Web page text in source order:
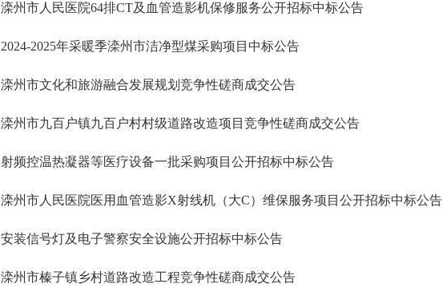
滦州市人民医院64排CT及血管造影机保修服务公开招标中标公告
2024-2025年采暖季滦州市洁净型煤采购项目中标公告
滦州市文化和旅游融合发展规划竞争性磋商成交公告
滦州市九百户镇九百户村村级道路改造项目竞争性磋商成交公告
射频控温热凝器等医疗设备一批采购项目公开招标中标公告
滦州市人民医院医用血管造影X射线机（大C）维保服务项目公开招标中标公告
安装信号灯及电子警察安全设施公开招标中标公告
滦州市榛子镇乡村道路改造工程竞争性磋商成交公告